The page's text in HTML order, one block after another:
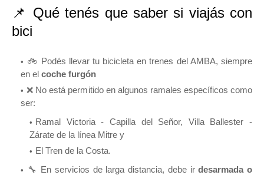
📌 Qué tenés que saber si viajás con
bici
🚲 Podés llevar tu bicicleta en trenes del AMBA, siempre
en el coche furgón
❌ No está permitido en algunos ramales específicos como
ser:
Ramal Victoria - Capilla del Señor, Villa Ballester -
Zárate de la línea Mitre y
El Tren de la Costa.
🔧 En servicios de larga distancia, debe irdesarmada o